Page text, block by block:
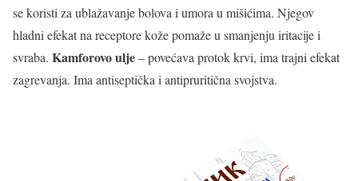
se koristi za ublažavanje bolova i umora u mišićima. Njegov
hladni efekat na receptore kože pomaže u smanjenju iritacije i
svraba. Kamforovo ulje– povećava protok krvi, ima trajni efekat
zagrevanja. Ima antiseptička i antipruritična svojstva.